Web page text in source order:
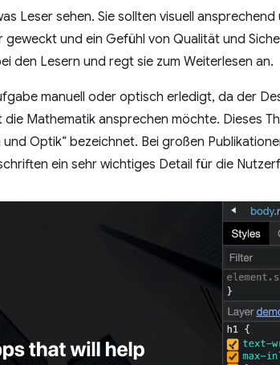
Leser sehen. Sie sollten visuell
und ein Gefühl von Qualität und
den Lesern und regt sie zum Weiterlesen an.
manuell oder optisch erledigt, da der
Mathematik ansprechen möchte. Dieses
Optik“ bezeichnet. Bei großen
ein sehr wichtiges Detail für die